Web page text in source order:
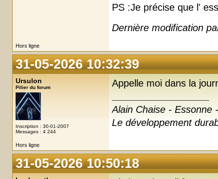
PS :Je précise que l'
Dernière modification
Hors ligne
31-05-2026 10:32:39
Ursulon
Pilier du forum
Inscription : 30-01-2007
Messages : 4 244
Appelle moi dans la
Alain Chaise - Essonne
Le développement
Hors ligne
31-05-2026 10:50:18